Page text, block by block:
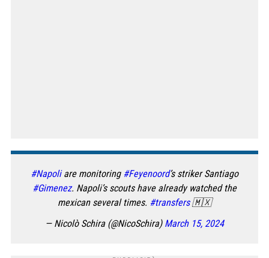
#Napoliare monitoring #Feyenoord’s striker Santiago
#Gimenez. Napoli’s scouts have already watched the
mexican several times. #transfers🇲🇽
— Nicolò Schira (@NicoSchira) March 15, 2024